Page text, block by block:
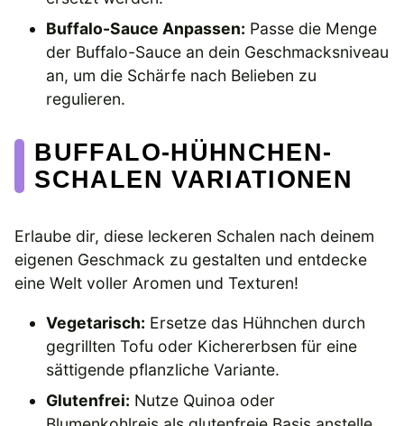
Buffalo-Sauce Anpassen: Passe die Menge
der Buffalo-Sauce an dein Geschmacksniveau
an, um die Schärfe nach Belieben zu
regulieren.
BUFFALO-HÜHNCHEN-
SCHALEN VARIATIONEN
Erlaube dir, diese leckeren Schalen nach deinem
eigenen Geschmack zu gestalten und entdecke
eine Welt voller Aromen und Texturen!
Vegetarisch: Ersetze das Hühnchen durch
gegrillten Tofu oder Kichererbsen für eine
sättigende pflanzliche Variante.
Glutenfrei: Nutze Quinoa oder